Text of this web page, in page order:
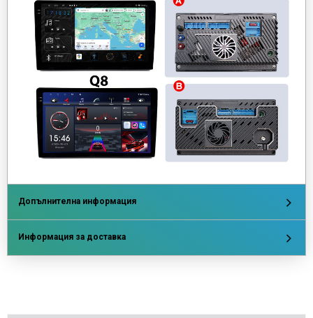
Допълнителна информация
Информация за доставка